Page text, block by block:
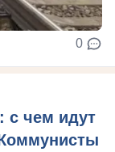
0
с чем идут